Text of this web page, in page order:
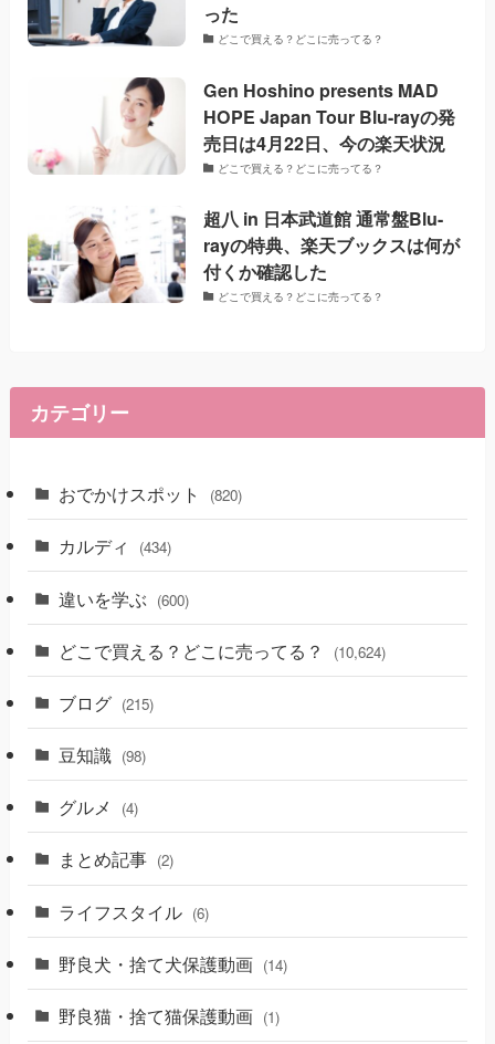
った
どこで買える？どこに売ってる？
Gen Hoshino presents MAD
HOPE Japan Tour Blu-rayの発
売日は4月22日、今の楽天状況
どこで買える？どこに売ってる？
超八 in 日本武道館 通常盤Blu-
rayの特典、楽天ブックスは何が
付くか確認した
どこで買える？どこに売ってる？
カテゴリー
おでかけスポット (820)
カルディ (434)
違いを学ぶ (600)
どこで買える？どこに売ってる？ (10,624)
ブログ (215)
豆知識 (98)
グルメ (4)
まとめ記事 (2)
ライフスタイル (6)
野良犬・捨て犬保護動画 (14)
野良猫・捨て猫保護動画 (1)